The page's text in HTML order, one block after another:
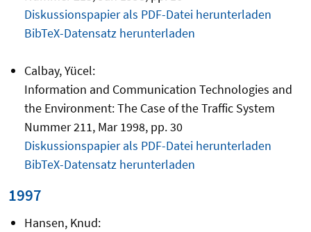
Diskussionspapier als PDF-Datei herunterladen
BibTeX-Datensatz herunterladen
Calbay, Yücel:
Information and Communication Technologies and
the Environment: The Case of the Traffic System
Nummer 211, Mar 1998, pp. 30
Diskussionspapier als PDF-Datei herunterladen
BibTeX-Datensatz herunterladen
1997
Hansen, Knud: